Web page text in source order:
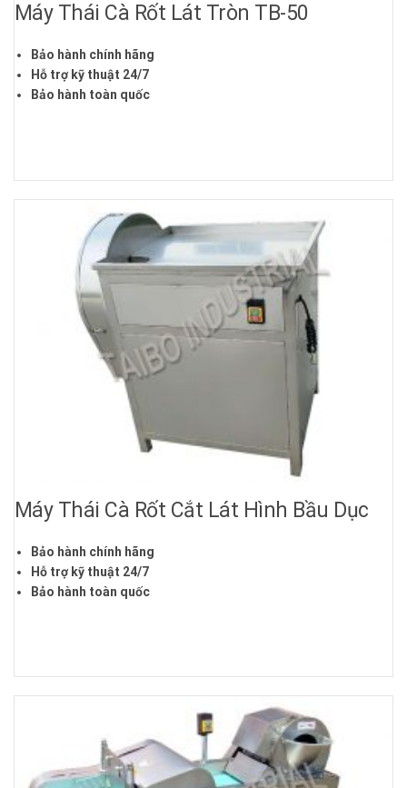
Máy Thái Cà Rốt Lát Tròn TB-50
Bảo hành chính hãng
Hỗ trợ kỹ thuật 24/7
Bảo hành toàn quốc
Máy Thái Cà Rốt Cắt Lát Hình Bầu Dục
Bảo hành chính hãng
Hỗ trợ kỹ thuật 24/7
Bảo hành toàn quốc